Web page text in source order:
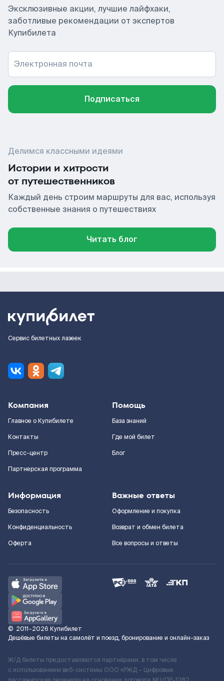
Эксклюзивные акции, лучшие лайфхаки,
заботливые рекомендации от экспертов
Купибилета
Электронная почта
Подписаться
Делимся классными идеями
Истории и хитрости
от путешественников
Каждый день строим маршруты для вас, используя
собственные знания о путешествиях
Читать блог
Сервис билетных лазеек
Компания
Главное о Купибилете
Контакты
Пресс-центр
Партнерская программа
Помощь
База знаний
Где мой билет
Блог
Информация
Безопасность
Конфиденциальность
Оферта
Важные ответы
Оформление и покупка
Возврат и обмен билета
Все вопросы и ответы
© 2011–2026 Купибилет
Дешёвые билеты на самолёт и поезд, бронирование и онлайн-заказ
Ж/Д билеты предоставляются партнёрами, в том числе
с использованием веб-системы ООО «РЖД – Цифровые